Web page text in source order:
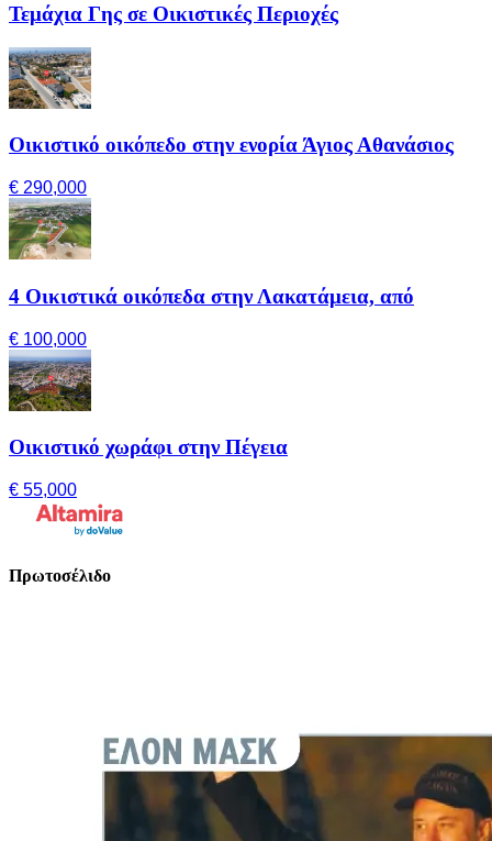
Τεμάχια Γης σε Οικιστικές Περιοχές
Οικιστικό οικόπεδο στην ενορία Άγιος Αθανάσιος
€ 290,000
4 Οικιστικά οικόπεδα στην Λακατάμεια, από
€ 100,000
Οικιστικό χωράφι στην Πέγεια
€ 55,000
Πρωτοσέλιδο